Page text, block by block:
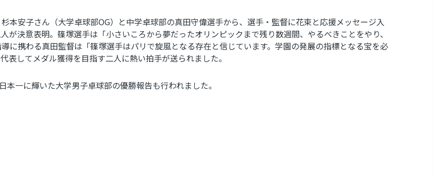
本安子さん（大学卓球部OG）と中学卓球部の真田守偉選手から、選手・監督に花束と応援メッセージ入
が決意表明。篠塚選手は「小さいころから夢だったオリンピックまで残り数週間、やるべきことをやり、
に携わる真田監督は「篠塚選手はパリで旋風となる存在と信じています。学園の発展の指標となる宝を必
してメダル獲得を目指す二人に熱い拍手が送られました。
本一に輝いた大学男子卓球部の優勝報告も行われました。